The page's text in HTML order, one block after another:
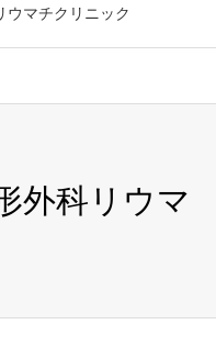
マチクリニック
外科リウマ